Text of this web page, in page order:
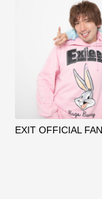
EXIT OFFICIAL